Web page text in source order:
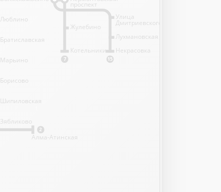
7
2
15
проспект
Жулебино
Котельники
Люблино
Братиславская
Марьино
Борисово
Шипиловская
Зябликово
Алма-Атинская
Улица
Дмитриевского
Лухмановская
Некрасовка